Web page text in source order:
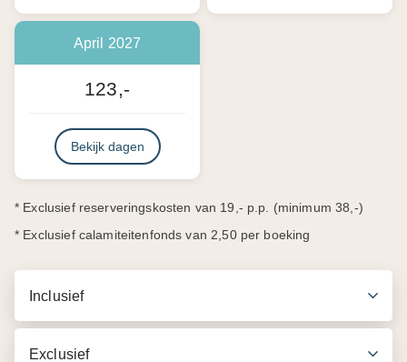
April 2027
123,-
Bekijk dagen
* Exclusief reserveringskosten van 19,- p.p. (minimum 38,-)
* Exclusief calamiteitenfonds van 2,50 per boeking
Inclusief
Exclusief